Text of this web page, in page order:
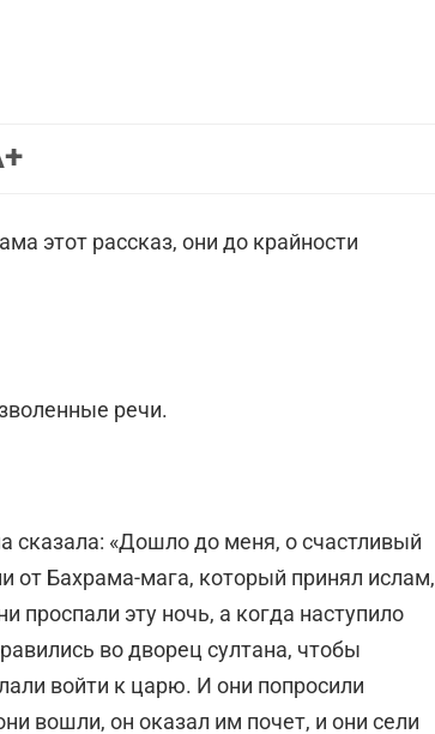
Увеличить
этот рассказ, они до крайности
речи.
сказала: «Дошло до меня, о счастливый
от Бахрама-мага, который принял ислам,
проспали эту ночь, а когда наступило
во дворец султана, чтобы
войти к царю. И они попросили
вошли, он оказал им почет, и они сели